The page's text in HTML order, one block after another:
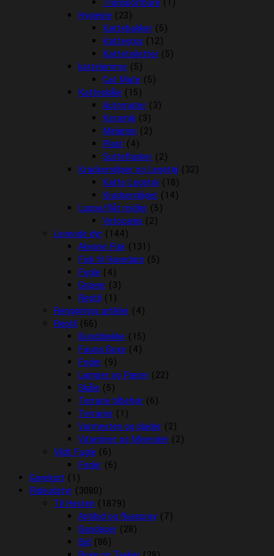
Transportbure (1)
Hygiejne (23)
Kattebakker (5)
Kattegrus (12)
Kattetoiletter (5)
kattelemme (5)
Cat Mate (5)
Katteskåle (15)
Automater (3)
Keramik (3)
Melamin (2)
Plast (4)
Sutteflasker (2)
Kradsemiljøer og Legetøj (32)
Katte Legetøj (18)
Kradsemiljøer (14)
Loppe/flåt midler (5)
Vetocanis (2)
Levende dyr (144)
Akvarie Fisk (131)
Fisk til Havedam (5)
Fugle (4)
Gnaver (3)
Reptil (1)
Rengørings artikler (4)
Reptil (66)
Bunddække (15)
Fauna Boxe (4)
Foder (9)
Lamper og Pærer (22)
Skåle (5)
Terrarie tilbehør (6)
Terrarier (1)
Varmesten og plader (2)
Vitaminer og Mineraler (2)
Vildt Fugle (6)
Foder (6)
Gavekort (1)
Rideudstyr (3080)
Til Hesten (1879)
Antibid og fluespray (7)
Bandager (28)
Bid (86)